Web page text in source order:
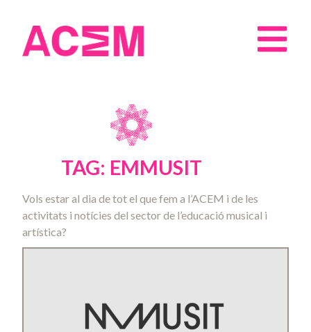
TAG: EMMUSIT
Vols estar al dia de tot el que fem a l’ACEM i de les
activitats i notícies del sector de l’educació musical i
artística?